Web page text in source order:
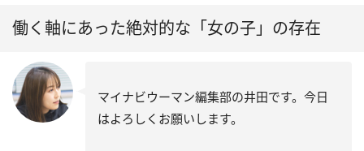
働く軸にあった絶対的な「女の子」の存在
マイナビウーマン編集部の井田です。今日
はよろしくお願いします。